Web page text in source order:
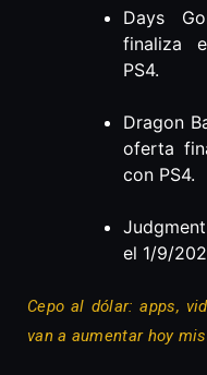
Days
finaliza
PS4.
Dragon
oferta
con PS4.
el 1/9/
Cepo al dólar: apps,
van a aumentar hoy